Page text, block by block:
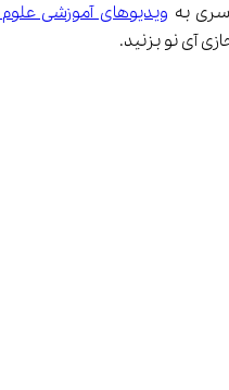
ویدیوهای آموزشی
آی نو بزنید.